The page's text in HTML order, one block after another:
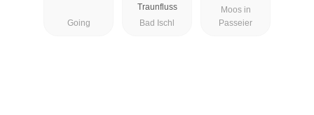
Going
Traunfluss
Bad Ischl
Moos in
Passeier